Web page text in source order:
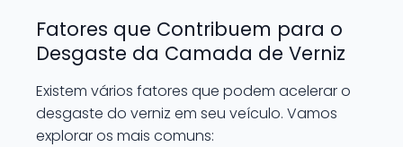
Fatores que Contribuem para o
Desgaste da Camada de Verniz
Existem vários fatores que podem acelerar o
desgaste do verniz em seu veículo. Vamos
explorar os mais comuns: